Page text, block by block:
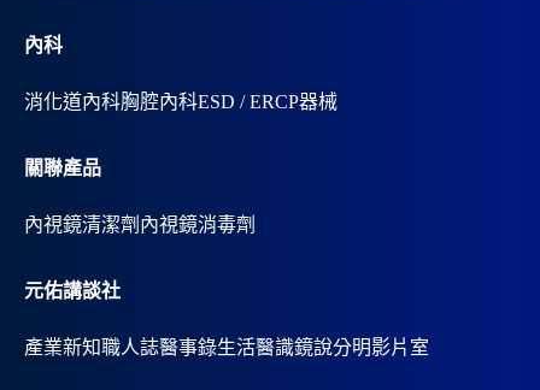
內科
消化道內科胸腔內科ESD / ERCP器械
關聯產品
內視鏡清潔劑 內視鏡消毒劑
元佑講談社
產業新知職人誌醫事錄生活醫識鏡說分明影片室